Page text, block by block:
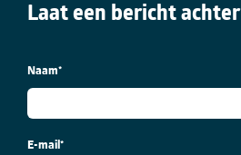
Laat een bericht achter
Naam*
E-mail *